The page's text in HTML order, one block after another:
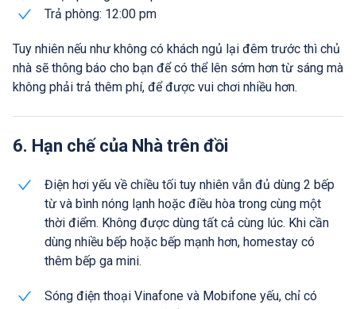
Trả phòng: 12:00 pm
Tuy nhiên nếu như không có khách ngủ lại đêm trước thì chủ
nhà sẽ thông báo cho bạn để có thể lên sớm hơn từ sáng mà
không phải trả thêm phí, để được vui chơi nhiều hơn.
6. Hạn chế của Nhà trên đồi
Điện hơi yếu về chiều tối tuy nhiên vẫn đủ dùng 2 bếp
từ và bình nóng lạnh hoặc điều hòa trong cùng một
thời điểm. Không được dùng tất cả cùng lúc. Khi cần
dùng nhiều bếp hoặc bếp mạnh hơn, homestay có
thêm bếp ga mini.
Sóng điện thoại Vinafone và Mobifone yếu, chỉ có